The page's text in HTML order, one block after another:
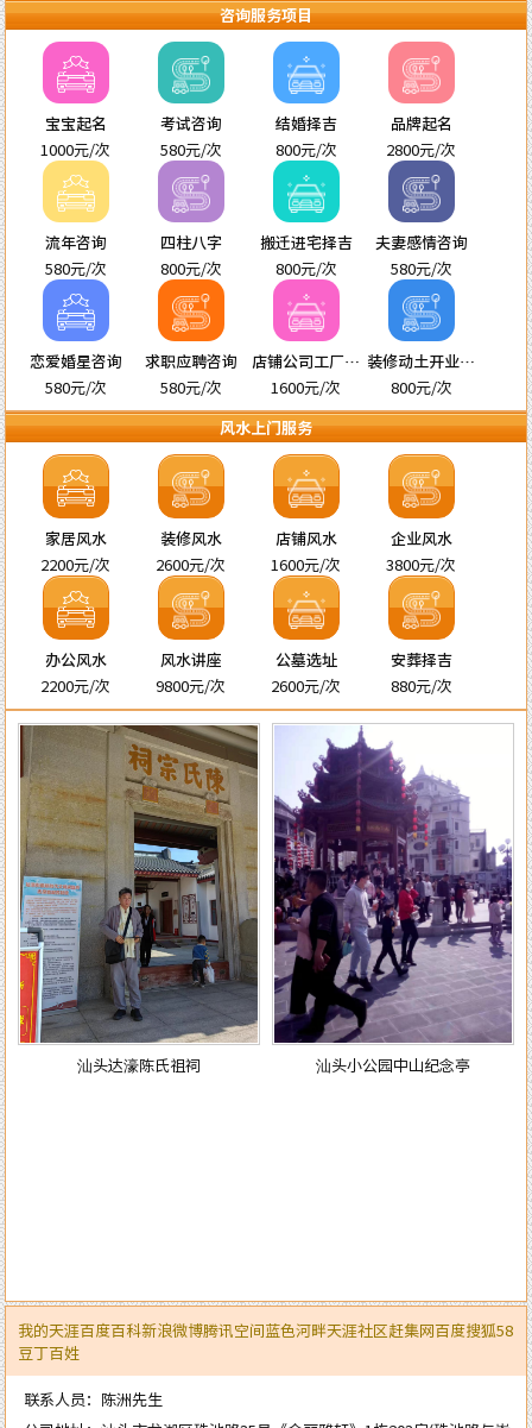
咨询服务项目
宝宝起名
1000元/次
考试咨询
580元/次
结婚择吉
800元/次
品牌起名
2800元/次
流年咨询
580元/次
四柱八字
800元/次
搬迁进宅择吉
800元/次
夫妻感情咨询
580元/次
恋爱婚星咨询
580元/次
求职应聘咨询
580元/次
店铺公司工厂起
名
1600元/次
装修动土开业进
宅择吉
800元/次
风水上门服务
家居风水
2200元/次
装修风水
2600元/次
店铺风水
1600元/次
企业风水
3800元/次
办公风水
2200元/次
风水讲座
9800元/次
公墓选址
2600元/次
安葬择吉
880元/次
汕头达濠陈氏祖祠 汕头小公园中山纪念亭
我的天涯百度百科新浪微博腾讯空间蓝色河畔天涯社区赶集网百度搜狐58
豆丁百姓
联系人员：陈洲先生